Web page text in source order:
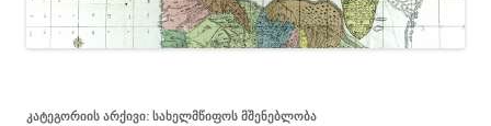
ᲙᲐᲢᲔᲒᲝᲠᲘᲘᲡ ᲐᲠᲥᲘᲕᲘ: ᲡᲐᲮᲔᲚᲛᲬᲘᲤᲝᲡ ᲛᲨᲔᲜᲔᲑᲚᲝᲑᲐ